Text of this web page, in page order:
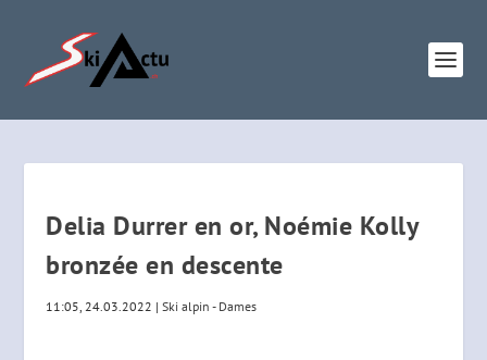
Delia Durrer en or, Noémie Kolly
bronzée en descente
11:05, 24.03.2022 |Ski alpin - Dames